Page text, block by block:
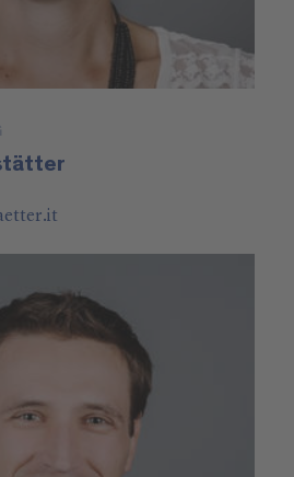
.it